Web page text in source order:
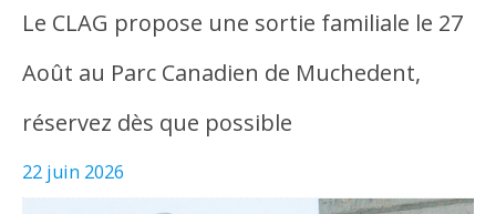
Le CLAG propose une sortie familiale le 27
Août au Parc Canadien de Muchedent,
réservez dès que possible
22 juin 2026